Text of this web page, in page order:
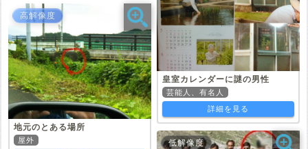
高解像度
地元のとある場所
屋外
皇室カレンダーに謎の男性
芸能人、有名人
詳細を見る
低解像度